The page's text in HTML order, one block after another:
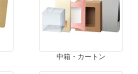
中箱・カートン